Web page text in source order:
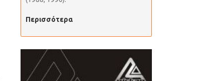
Περισσότερα